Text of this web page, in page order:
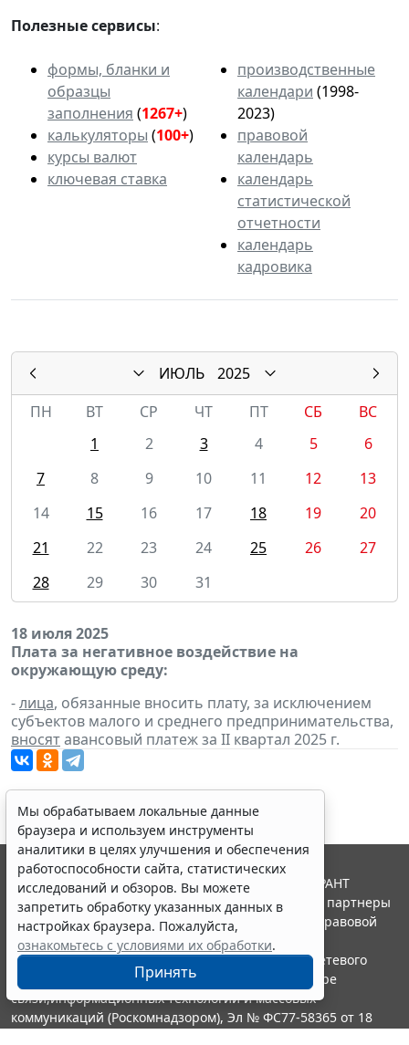
Полезные сервисы:
формы, бланки и
образцы
заполнения (1267+)
калькуляторы (100+)
курсы валют
ключевая ставка
производственные
календари (1998-
2023)
правовой
календарь
календарь
статистической
отчетности
календарь
кадровика
ИЮЛЬ
2025
ПН
ВТ СР ЧТ ПТ СБ
ВС
1
2 3 4 5
6
7
8 9 10 11 12
13
14
15 16 17 18 19
20
21
22 23 24 25 26
27
28
29 30 31
18 июля 2025
Плата за негативное воздействие на
окружающую среду:
-лица, обязанные вносить плату, за исключением
субъектов малого и среднего предпринимательства,
вносятавансовый платеж за II квартал 2025 г.
Мы обрабатываем локальные данные
браузера и используем инструменты
аналитики в целях улучшения и обеспечения
работоспособности сайта, статистических
исследований и обзоров. Вы можете
запретить обработку указанных данных в
настройках браузера. Пожалуйста,
ознакомьтесь с условиями их обработки.
Принять
© ООО "НПП "ГАРАНТ-СЕРВИС", 2026. Система ГАРАНТ
выпускается с 1990 года. Компания "Гарант" и ее партнеры
являются участниками Российской ассоциации правовой
информации ГАРАНТ.
Портал ГАРАНТ.РУ зарегистрирован в качестве сетевого
издания Федеральной службой по надзору в сфере
связи,информационных технологий и массовых
коммуникаций (Роскомнадзором), Эл № ФС77-58365 от 18